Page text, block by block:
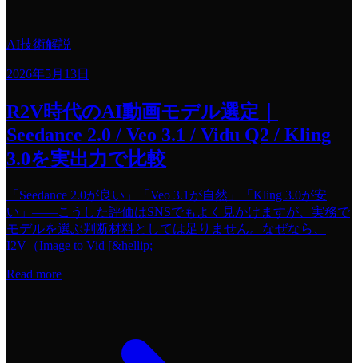
AI技術解説
2026年5月13日
R2V時代のAI動画モデル選定｜
Seedance 2.0 / Veo 3.1 / Vidu Q2 / Kling
3.0を実出力で比較
「Seedance 2.0が良い」「Veo 3.1が自然」「Kling 3.0が安
い」——こうした評価はSNSでもよく見かけますが、実務で
モデルを選ぶ判断材料としては足りません。なぜなら、
I2V（Image to Vid [&hellip;
Read more